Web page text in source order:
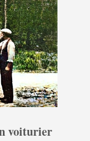
voiturier